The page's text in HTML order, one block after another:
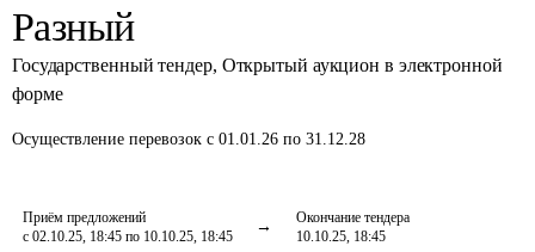
Разный
Государственный тендер, Открытый аукцион в электронной
форме
Осуществление перевозок с 01.01.26 по 31.12.28
Приём предложений
с 02.10.25, 18:45 по 10.10.25, 18:45
Окончание тендера
10.10.25, 18:45